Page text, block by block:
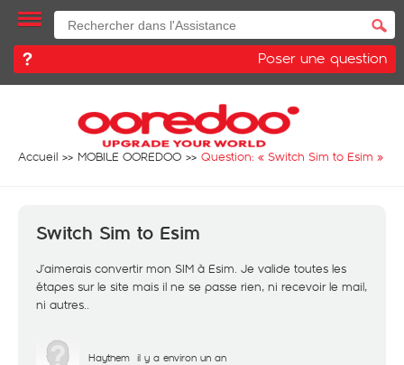
Poser une question
Accueil MOBILE OOREDOO Question: « Switch Sim to Esim »
Switch Sim to Esim
J’aimerais convertir mon SIM à Esim. Je valide toutes les
étapes sur le site mais il ne se passe rien, ni recevoir le mail,
ni autres..
Haythem il y a environ un an